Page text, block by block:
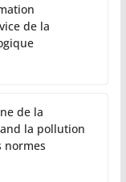
de la
de la
la pollution
normes